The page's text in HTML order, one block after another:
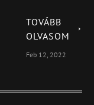
TOVÁBB
OLVASOM
Feb 12, 2022